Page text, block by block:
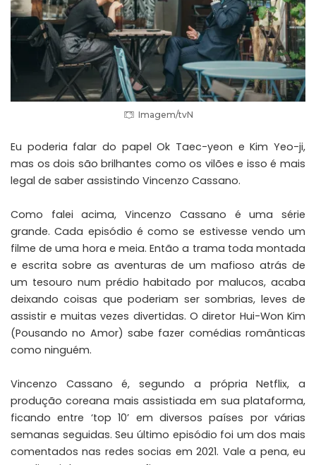
Imagem/tvN
Eu poderia falar do papel Ok Taec-yeon e Kim Yeo-ji,
mas os dois são brilhantes como os vilões e isso é mais
legal de saber assistindo Vincenzo Cassano.
Como falei acima, Vincenzo Cassano é uma série
grande. Cada episódio é como se estivesse vendo um
filme de uma hora e meia. Então a trama toda montada
e escrita sobre as aventuras de um mafioso atrás de
um tesouro num prédio habitado por malucos, acaba
deixando coisas que poderiam ser sombrias, leves de
assistir e muitas vezes divertidas. O diretor Hui-Won Kim
(Pousando no Amor) sabe fazer comédias românticas
como ninguém.
Vincenzo Cassano é, segundo a própria Netflix, a
produção coreana mais assistiada em sua plataforma,
ficando entre ‘top 10’ em diversos países por várias
semanas seguidas. Seu último episódio foi um dos mais
comentados nas redes socias em 2021. Vale a pena, eu